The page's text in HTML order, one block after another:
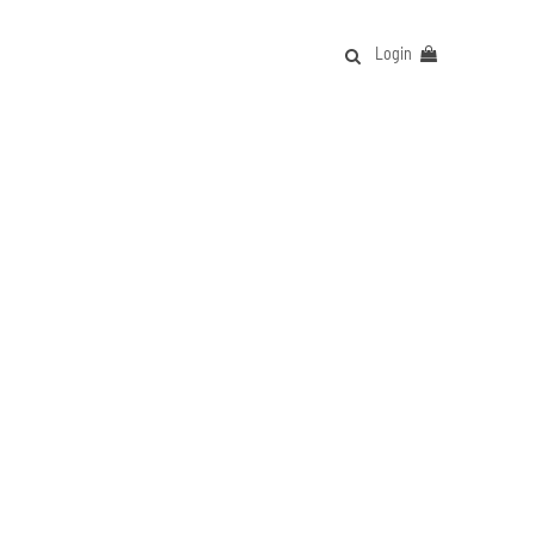
Login